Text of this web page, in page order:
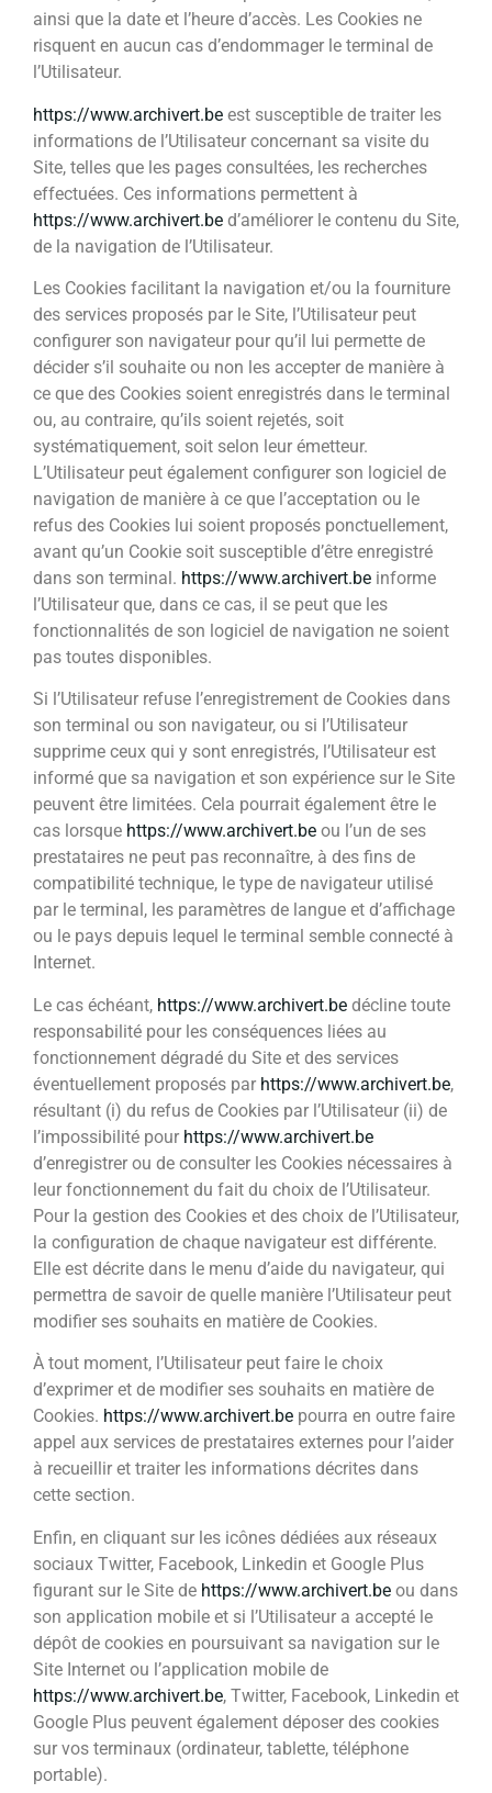
ainsi que la date et l’heure d’accès. Les Cookies ne
risquent en aucun cas d’endommager le terminal de
l’Utilisateur.
https://www.archivert.be est susceptible de traiter les
informations de l’Utilisateur concernant sa visite du
Site, telles que les pages consultées, les recherches
effectuées. Ces informations permettent à
https://www.archivert.be d’améliorer le contenu du Site,
de la navigation de l’Utilisateur.
Les Cookies facilitant la navigation et/ou la fourniture
des services proposés par le Site, l’Utilisateur peut
configurer son navigateur pour qu’il lui permette de
décider s’il souhaite ou non les accepter de manière à
ce que des Cookies soient enregistrés dans le terminal
ou, au contraire, qu’ils soient rejetés, soit
systématiquement, soit selon leur émetteur.
L’Utilisateur peut également configurer son logiciel de
navigation de manière à ce que l’acceptation ou le
refus des Cookies lui soient proposés ponctuellement,
avant qu’un Cookie soit susceptible d’être enregistré
dans son terminal. https://www.archivert.be informe
l’Utilisateur que, dans ce cas, il se peut que les
fonctionnalités de son logiciel de navigation ne soient
pas toutes disponibles.
Si l’Utilisateur refuse l’enregistrement de Cookies dans
son terminal ou son navigateur, ou si l’Utilisateur
supprime ceux qui y sont enregistrés, l’Utilisateur est
informé que sa navigation et son expérience sur le Site
peuvent être limitées. Cela pourrait également être le
cas lorsque https://www.archivert.be ou l’un de ses
prestataires ne peut pas reconnaître, à des fins de
compatibilité technique, le type de navigateur utilisé
par le terminal, les paramètres de langue et d’affichage
ou le pays depuis lequel le terminal semble connecté à
Internet.
Le cas échéant, https://www.archivert.be décline toute
responsabilité pour les conséquences liées au
fonctionnement dégradé du Site et des services
éventuellement proposés par https://www.archivert.be,
résultant (i) du refus de Cookies par l’Utilisateur (ii) de
l’impossibilité pour https://www.archivert.be
d’enregistrer ou de consulter les Cookies nécessaires à
leur fonctionnement du fait du choix de l’Utilisateur.
Pour la gestion des Cookies et des choix de l’Utilisateur,
la configuration de chaque navigateur est différente.
Elle est décrite dans le menu d’aide du navigateur, qui
permettra de savoir de quelle manière l’Utilisateur peut
modifier ses souhaits en matière de Cookies.
À tout moment, l’Utilisateur peut faire le choix
d’exprimer et de modifier ses souhaits en matière de
Cookies. https://www.archivert.be pourra en outre faire
appel aux services de prestataires externes pour l’aider
à recueillir et traiter les informations décrites dans
cette section.
Enfin, en cliquant sur les icônes dédiées aux réseaux
sociaux Twitter, Facebook, Linkedin et Google Plus
figurant sur le Site de https://www.archivert.be ou dans
son application mobile et si l’Utilisateur a accepté le
dépôt de cookies en poursuivant sa navigation sur le
Site Internet ou l’application mobile de
https://www.archivert.be, Twitter, Facebook, Linkedin et
Google Plus peuvent également déposer des cookies
sur vos terminaux (ordinateur, tablette, téléphone
portable).